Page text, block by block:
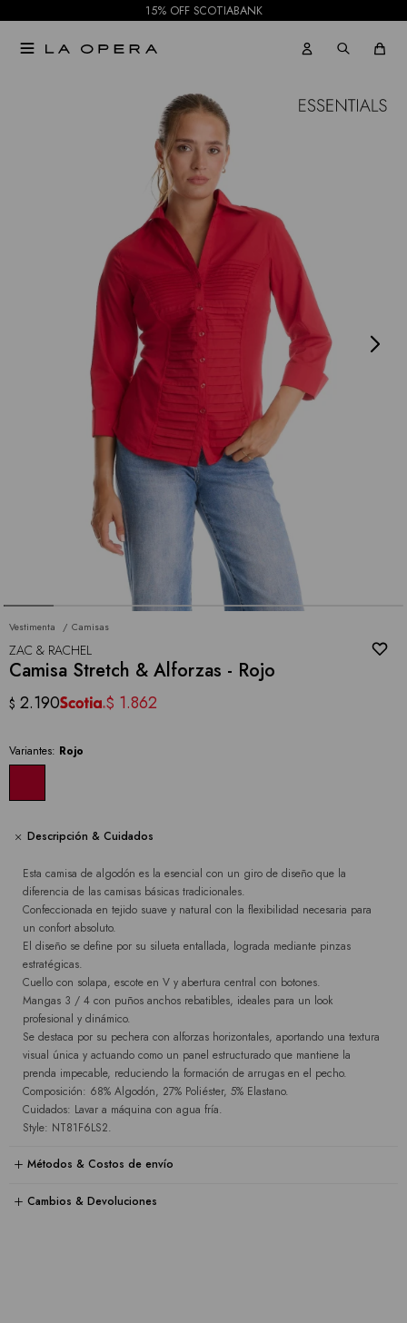
15% OFF SCOTIABANK

Vestimenta Camisas
ZAC & RACHEL
Camisa Stretch & Alforzas - Rojo
$ 2.190 $ 1.862
Variantes: Rojo
Descripción & Cuidados
Esta camisa de algodón es la esencial con un giro de diseño que la
diferencia de las camisas básicas tradicionales.
Confeccionada en tejido suave y natural con la flexibilidad necesaria para
un confort absoluto.
El diseño se define por su silueta entallada, lograda mediante pinzas
estratégicas.
Cuello con solapa, escote en V y abertura central con botones.
Mangas 3 / 4 con puños anchos rebatibles, ideales para un look
profesional y dinámico.
Se destaca por su pechera con alforzas horizontales, aportando una textura
visual única y actuando como un panel estructurado que mantiene la
prenda impecable, reduciendo la formación de arrugas en el pecho.
Composición: 68% Algodón, 27% Poliéster, 5% Elastano.
Cuidados: Lavar a máquina con agua fría.
Style: NT81F6LS2.
Métodos & Costos de envío
Cambios & Devoluciones
NOTIFICARME